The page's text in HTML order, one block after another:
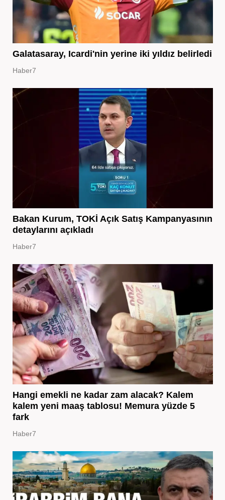
Galatasaray, Icardi'nin yerine iki yıldız belirledi
Haber7
Bakan Kurum, TOKİ Açık Satış Kampanyasının
detaylarını açıkladı
Haber7
Hangi emekli ne kadar zam alacak? Kalem
kalem yeni maaş tablosu! Memura yüzde 5
fark
Haber7